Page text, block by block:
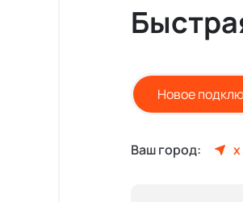
Новое
Ваш город: